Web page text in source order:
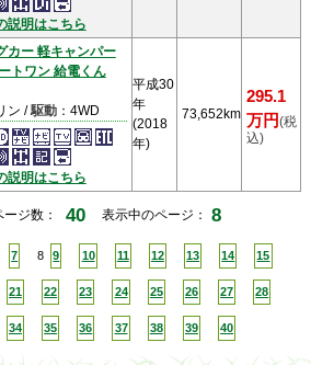
説明はこちら
カー 軽キャンパー
トワン 給電くん
ン /駆動：4WD
説明はこちら
平成30
年
(2018
年)
73,652km
295.1
万円(税
込)
ージ数： 40 表示中のページ： 8
7 8 9 10 11 12 13 14 15
21 22 23 24 25 26 27 28
34 35 36 37 38 39 40